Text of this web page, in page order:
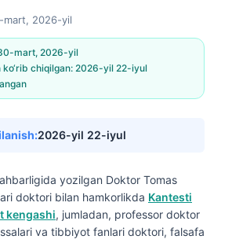
mart, 2026-yil
mart, 2026-yil
chiqilgan: 2026-yil 22-iyul
2026-yil 22-iyul
yozilgan Doktor Tomas
doktori bilan hamkorlikda Kantesti
kengashi, jumladan, professor doktor
va tibbiyot fanlari doktori, falsafa